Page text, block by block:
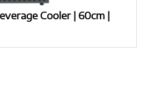
Cooler | 60cm |